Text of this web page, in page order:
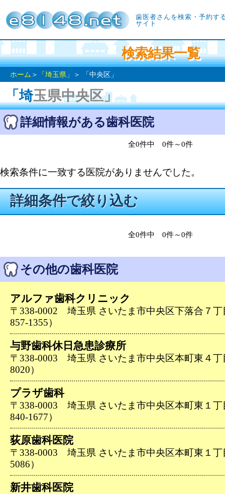
歯医者さんを検索・予約す
サイト
検索結果一覧
ホーム ＞ 「埼玉県」 ＞ 「中央区」
「埼玉県中央区」
詳細情報がある歯科医院
全0件中 0件～0件
検索条件に一致する医院がありませんでした。
詳細条件で絞り込む
全0件中 0件～0件
その他の歯科医院
アルファ歯科クリニック
〒338-0002 埼玉県 さいたま市中央区下落合７丁
857-1355）
与野歯科休日急患診療所
〒338-0003 埼玉県 さいたま市中央区本町東４丁
8020）
プラザ歯科
〒338-0003 埼玉県 さいたま市中央区本町東１丁
840-1677）
荻原歯科医院
〒338-0003 埼玉県 さいたま市中央区本町東１丁
5086）
新井歯科医院